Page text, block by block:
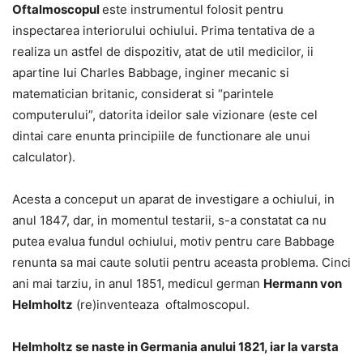
Oftalmoscopuleste instrumentul folosit pentru
inspectarea interiorului ochiului. Prima tentativa de a
realiza un astfel de dispozitiv, atat de util medicilor, ii
apartine lui Charles Babbage, inginer mecanic si
matematician britanic, considerat si “parintele
computerului”, datorita ideilor sale vizionare (este cel
dintai care enunta principiile de functionare ale unui
calculator).
Acesta a conceput un aparat de investigare a ochiului, in
anul 1847, dar, in momentul testarii, s-a constatat ca nu
putea evalua fundul ochiului, motiv pentru care Babbage
renunta sa mai caute solutii pentru aceasta problema. Cinci
ani mai tarziu, in anul 1851, medicul german Hermann von
Helmholtz (re)inventeaza oftalmoscopul.
Helmholtz se naste in Germania anului 1821, iar la varsta